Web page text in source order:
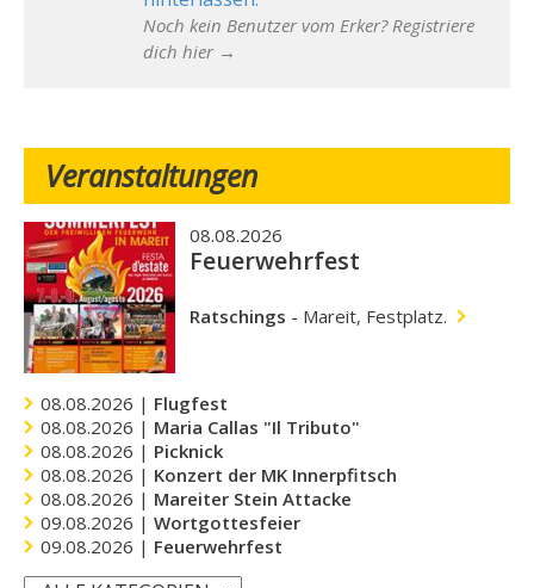
Noch kein Benutzer vom Erker? Registriere
dich hier →
Veranstaltungen
08.08.2026
Feuerwehrfest
Ratschings - Mareit, Festplatz.
08.08.2026 | Flugfest
08.08.2026 | Maria Callas "Il Tributo"
08.08.2026 | Picknick
08.08.2026 | Konzert der MK Innerpfitsch
08.08.2026 | Mareiter Stein Attacke
09.08.2026 | Wortgottesfeier
09.08.2026 | Feuerwehrfest